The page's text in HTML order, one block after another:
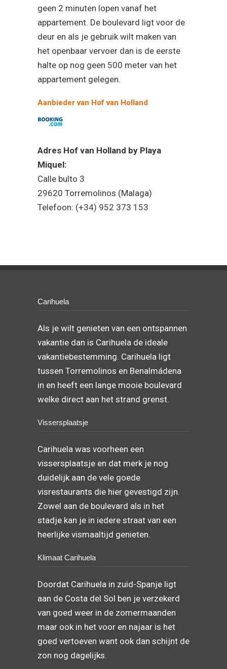
geen 2 minuten lopen vanaf het
appartement. De boulevard ligt voor de
deur en als je gebruik wilt maken van
het openbaar vervoer dan is de eerste
halte op nog geen 500 meter van het
appartement gelegen.
Aanbieder van Hof van Holland
Adres Hof van Holland by Playa
Miquel:
Calle bulto 3
29620 Torremolinos (Malaga)
Telefoon: (+34) 952 373 153
Carihuela
Als je wilt genieten van een ontspannen
vakantie dan is Carihuela de ideale
vakantiebestemming. Carihuela ligt
tussen Torremolinos en Benalmádena
in en heeft een lange mooie boulevard
welke direct aan het strand grenst.
Vissersplaatsje
Carihuela was voorheen een
vissersplaatsje en dat merk je nog
duidelijk aan de vele goede
visrestaurants die hier gevestigd zijn.
Zowel aan de boulevard als in het
stadje kan je in iedere straat van een
heerlijke vismaaltijd genieten.
Klimaat Carihuela
Doordat Carihuela in zuid-Spanje ligt
aan de Costa del Sol ben je verzekerd
van goed weer in de zomermaanden
maar ook in het voor en najaar is het
goed vertoeven want ook dan schijnt de
zon nog dagelijks.